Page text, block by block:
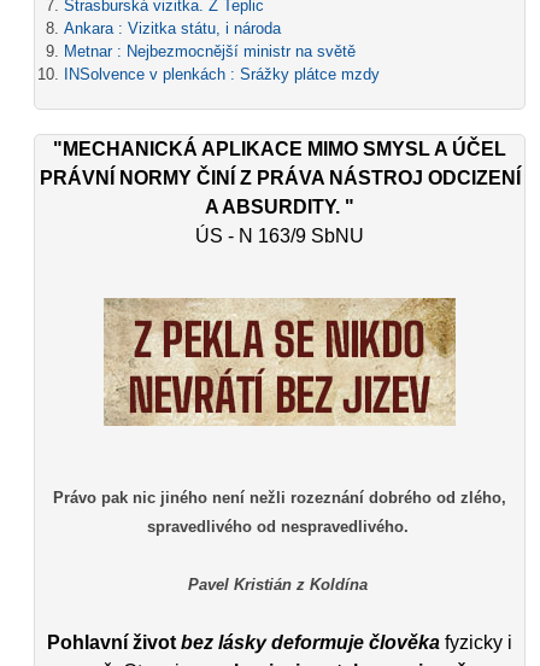
Štrasburská vizitka. Z Teplic
Ankara : Vizitka státu, i národa
Metnar : Nejbezmocnější ministr na světě
INSolvence v plenkách : Srážky plátce mzdy
"MECHANICKÁ APLIKACE MIMO SMYSL A ÚČEL
PRÁVNÍ NORMY ČINÍ Z PRÁVA NÁSTROJ ODCIZENÍ
A ABSURDITY. "
ÚS - N 163/9 SbNU
Právo pak nic jiného není nežli rozeznání dobrého od zlého,
spravedlivého od nespravedlivého.
Pavel Kristián z Koldína
Pohlavní život bez lásky deformuje člověka fyzicky i